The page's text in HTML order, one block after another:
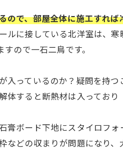
ので、部屋全体に施工すれ
ルに接している北洋室は、
ので一石二鳥です。
入っているのか？疑問を持つ
体すると断熱材は入ってお
膏ボード下地にスタイロフ
などの収まりが問題になり、